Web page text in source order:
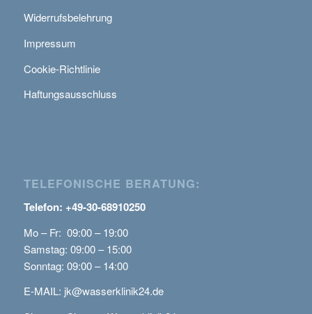
Widerrufsbelehrung
Impressum
Cookie-Richtlinie
Haftungsausschluss
TELEFONISCHE BERATUNG:
Telefon: +49-30-68910250
Mo – Fr: 09:00 – 19:00
Samstag: 09:00 – 15:00
Sonntag: 09:00 – 14:00
E-MAIL: jk@wasserklinik24.de